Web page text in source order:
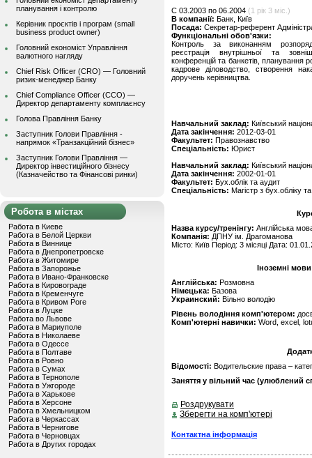
планування і контролю
Керівник проєктів і програм (small
business product owner)
Головний економіст Управління
валютного нагляду
Chief Risk Officer (CRO) — Головний
ризик-менеджер Банку
Chief Compliance Officer (CCO) —
Директор департаменту комплаєнсу
Голова Правління Банку
Заступник Голови Правління -
напрямок «Транзакційний бізнес»
Заступник Голови Правління —
Директор інвестиційного бізнесу
(Казначейство та Фінансові ринки)
Робота в містах
Работа в Киеве
Работа в Белой Церкви
Работа в Виннице
Работа в Днепропетровске
Работа в Житомире
Работа в Запорожье
Работа в Ивано-Франковске
Работа в Кировограде
Работа в Кременчуге
Работа в Кривом Роге
Работа в Луцке
Работа во Львове
Работа в Мариуполе
Работа в Николаеве
Работа в Одессе
Работа в Полтаве
Работа в Ровно
Работа в Сумах
Работа в Тернополе
Работа в Ужгороде
Работа в Харькове
Работа в Херсоне
Работа в Хмельницком
Работа в Черкассах
Работа в Чернигове
Работа в Черновцах
Работа в Других городах
C 03.2003 по 06.2004 (1 рік 3 міс.)
В компанії: Банк, Київ
Посада: Секретар-референт
Функціональні обов'язки:
Контроль за виконанням
реєстрація внутрішньої та
конференцій та банкетів, планування
кадрове діловодство, створення
доручень керівництва.
Навчальний заклад: Київський
Дата закінчення: 2012-03-01
Факультет: Правознавство
Спеціальність: Юрист
Навчальний заклад: Київський
Дата закінчення: 2002-01-01
Факультет: Бух.облік та аудит
Спеціальність: Магістр з бух.обліку
Назва курсу/тренінгу: Англійська
Компанія: ДПНУ ім. Драгоманова
Місто: Київ Період: 3 місяці Дата:
Іноземні
Англійська: Розмовна
Німецька: Базова
Украинский: Вільно володію
Рівень володіння комп'ютером:
Комп'ютерні навички: Word, excel,
Відомості: Водительские права –
Заняття у вільний час (улюблений
Роздрукувати
Зберегти на комп'ютері
Контактна інформація